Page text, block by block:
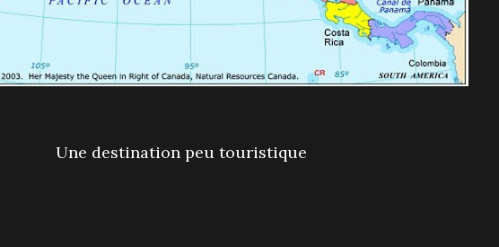
Une destination peu touristique